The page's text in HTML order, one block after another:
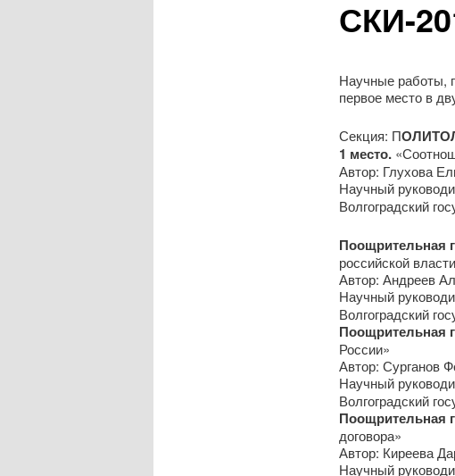
СКИ-
Научные работы,
первое место в
Секция: П
1 место.
Автор: Глухова
Научный
Волгоградский
Поощрительная
российской
Автор: Андреев
Научный
Волгоградский
Поощрительная
России»
Автор: Сурганов
Научный
Волгоградский
Поощрительная
договора»
Автор: Киреева
Научный